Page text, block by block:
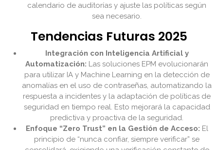
calendario de auditorías y ajuste las políticas según
sea necesario.
Tendencias Futuras 2025
Integración con Inteligencia Artificial y
Automatización: Las soluciones EPM evolucionarán
para utilizar IA y Machine Learning en la detección de
anomalías en el uso de contraseñas, automatizando la
respuesta a incidentes y la adaptación de políticas de
seguridad en tiempo real. Esto mejorará la capacidad
predictiva y proactiva de la seguridad.
Enfoque “Zero Trust” en la Gestión de Acceso: El
principio de “nunca confiar, siempre verificar” se